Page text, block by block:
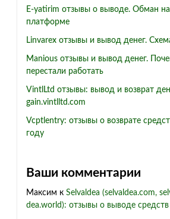
E-yatirim отзывы о выводе. Обман
платформе
Linvarex отзывы и вывод денег.
Manious отзывы и вывод денег.
перестали работать
VintlLtd отзывы: вывод и возврат
gain.vintlltd.com
Vcptlentry: отзывы о возврате
году
Ваши комментарии
Максим к Selvaldea (selvaldea.com,
dea.world): отзывы о выводе средств